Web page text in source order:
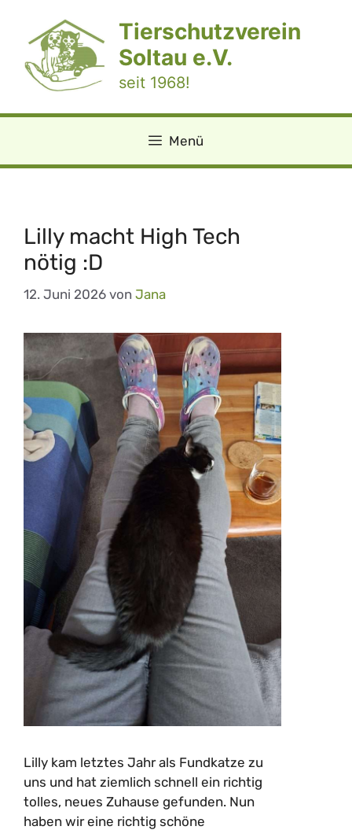
springen
Tierschutzverein
Soltau e.V.
seit 1968!
Menü
Lilly macht High Tech
nötig :D
12. Juni 2026 von Jana
Lilly kam letztes Jahr als Fundkatze zu
uns und hat ziemlich schnell ein richtig
tolles, neues Zuhause gefunden. Nun
haben wir eine richtig schöne